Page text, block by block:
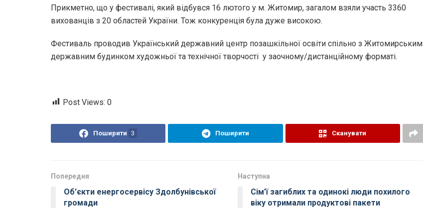
Прикметно, що у фестивалі, який відбувся 16 лютого у м. Житомир, загалом взяли участь 3360
вихованців з 20 областей України. Тож конкуренція була дуже високою.
Фестиваль проводив Український державний центр позашкільної освіти спільно з Житомирським
державним будинком художньої та технічної творчості у заочному/дистанційному форматі.
Post Views: 0
Поширити 3 Поширити Сканувати
Попередня
Об’єкти енергосервісу Здолбунівської
громади
Наступна
Сім’ї загиблих та одинокі люди похилого
віку отримали продуктові пакети